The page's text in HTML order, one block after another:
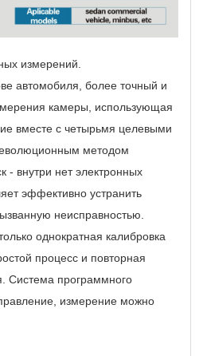
измерений.
автомобиля, более точный и
камеры, использующая
вместе с четырьмя целевыми
методом
- внутри нет электронных
эффективно устранить
неисправностью.
однократная калибровка
процесс и повторная
Система программного
измерение можно